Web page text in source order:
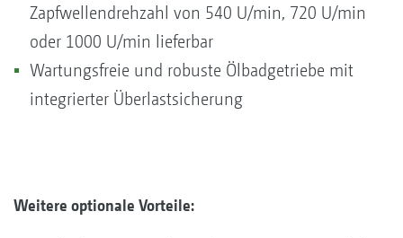
Zapfwellendrehzahl von 540 U/min, 720 U/min
oder 1000 U/min lieferbar
Wartungsfreie und robuste Ölbadgetriebe mit
integrierter Überlastsicherung
Weitere optionale Vorteile: